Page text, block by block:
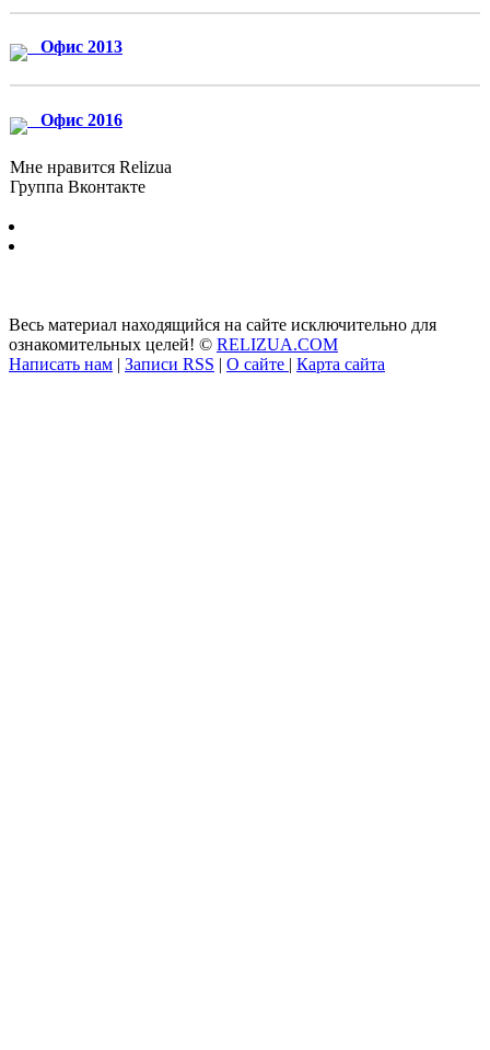
Офис 2013
Офис 2016
Мне нравится Relizua
Группа Вконтакте
Весь материал находящийся на сайте исключительно для
ознакомительных целей! © RELIZUA.COM
Написать нам | Записи RSS | О сайте | Карта сайта